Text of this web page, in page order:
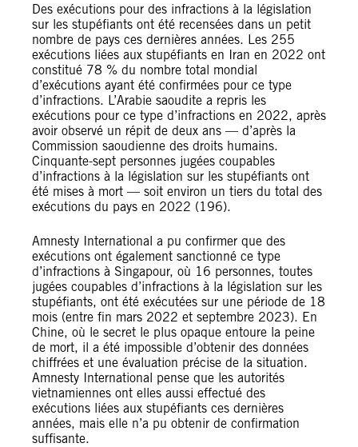
Des exécutions pour des infractions à la législation
sur les stupéfiants ont été recensées dans un petit
nombre de pays ces dernières années. Les 255
exécutions liées aux stupéfiants en Iran en 2022 ont
constitué 78 % du nombre total mondial
d’exécutions ayant été confirmées pour ce type
d’infractions. L’Arabie saoudite a repris les
exécutions pour ce type d’infractions en 2022, après
avoir observé un répit de deux ans — d’après la
Commission saoudienne des droits humains.
Cinquante-sept personnes jugées coupables
d’infractions à la législation sur les stupéfiants ont
été mises à mort — soit environ un tiers du total des
exécutions du pays en 2022 (196).
Amnesty International a pu confirmer que des
exécutions ont également sanctionné ce type
d’infractions à Singapour, où 16 personnes, toutes
jugées coupables d’infractions à la législation sur les
stupéfiants, ont été exécutées sur une période de 18
mois (entre fin mars 2022 et septembre 2023). En
Chine, où le secret le plus opaque entoure la peine
de mort, il a été impossible d’obtenir des données
chiffrées et une évaluation précise de la situation.
Amnesty International pense que les autorités
vietnamiennes ont elles aussi effectué des
exécutions liées aux stupéfiants ces dernières
années, mais elle n’a pu obtenir de confirmation
suffisante.